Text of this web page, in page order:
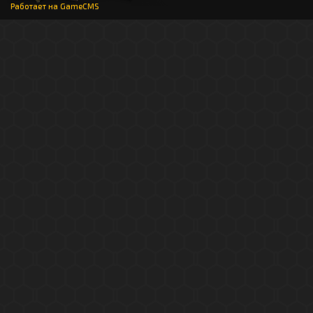
Работает на GameCMS